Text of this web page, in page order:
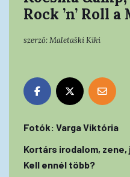
Rock ’n’ Roll
szerző:Maletaški Kiki
Fotók: Varga Viktória
Kortárs irodalom, zene,
Kell ennél több?